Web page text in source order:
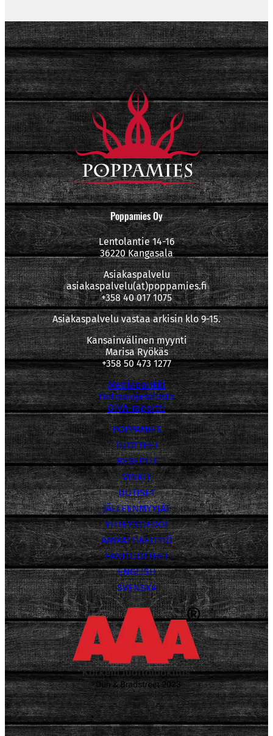
Poppamies Oy
Lentolantie 14-16
36220 Kangasala
Asiakaspalvelu
asiakaspalvelu(at)poppamies.fi
+358 40 017 1075
Asiakaspalvelu vastaa arkisin klo 9-15.
Kansainvälinen myynti
Marisa Ryökäs
+358 50 473 1277
Mediapankki
tietosuojaseloste
OIVA-raportti
POPPAMIES
TUOTTEET
RESEPTIT
VINKIT
UUTISET
JÄLLEENMYYJÄT
YHTEYSTIEDOT
AMMATTIKEITTIÖ
FANITUOTTEET
ENGLISH
SVENSKA